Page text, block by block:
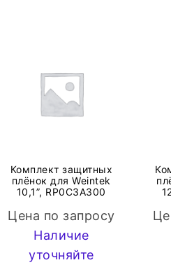
Комплект защитных
плёнок для Weintek
10,1”, RP0C3A300
Цена по запросу
Наличие
уточняйте